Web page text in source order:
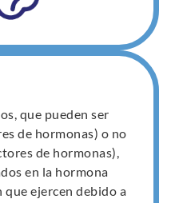
que pueden ser
de hormonas) o no
de hormonas),
en la hormona
ejercen debido a